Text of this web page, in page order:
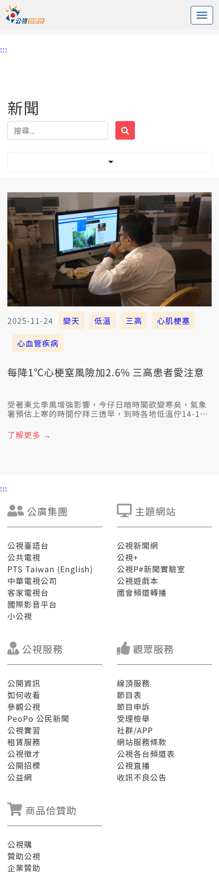
中央內容區塊
頭頁
:::
新聞
2025-11-24 變天 低溫 三高
心肌梗塞
心血管疾病
每降1℃心梗窒風險加2.6% 三高患者愛注意
受著東北季風增強影響，今仔日暗時閣欲變寒矣，氣象
署預估上寒的時間佇拜三透早，到時各地低溫佇14-18
的比率就增加2.6%，尤其是高血糖、高血油、高血壓，
有三懸的序大是高危險族群，愛特別細膩。
了解更多 →
:::
公廣集團
公視臺語台
公共電視
PTS Taiwan (English)
中華電視公司
客家電視台
國際影音平台
小公視
主題網站
公視新聞網
公視+
公視P#新聞實驗室
公視遊戲本
國會頻道轉播
公視服務
公開資訊
如何收看
參觀公視
PeoPo 公民新聞
公視實習
租賃服務
公視徵才
公開招標
公益網
觀眾服務
線頂服務
節目表
節目申訴
受理檢舉
社群/APP
網站服務條款
公視各台頻道表
公視直播
收訊不良公告
商品佮贊助
公視購
贊助公視
企業贊助